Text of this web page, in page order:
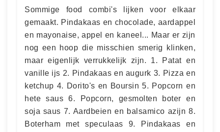
Sommige food combi's lijken voor elkaar
gemaakt. Pindakaas en chocolade, aardappel
en mayonaise, appel en kaneel... Maar er zijn
nog een hoop die misschien smerig klinken,
maar eigenlijk verrukkelijk zijn. 1. Patat en
vanille ijs 2. Pindakaas en augurk 3. Pizza en
ketchup 4. Dorito's en Boursin 5. Popcorn en
hete saus 6. Popcorn, gesmolten boter en
soja saus 7. Aardbeien en balsamico azijn 8.
Boterham met speculaas 9. Pindakaas en